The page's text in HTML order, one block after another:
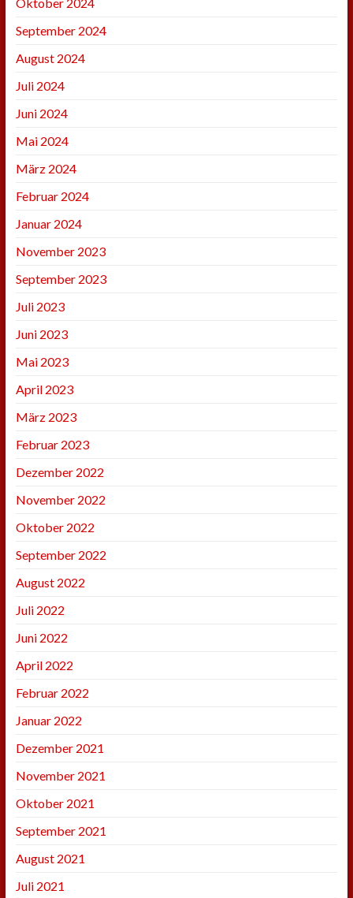
Oktober 2024
September 2024
August 2024
Juli 2024
Juni 2024
Mai 2024
März 2024
Februar 2024
Januar 2024
November 2023
September 2023
Juli 2023
Juni 2023
Mai 2023
April 2023
März 2023
Februar 2023
Dezember 2022
November 2022
Oktober 2022
September 2022
August 2022
Juli 2022
Juni 2022
April 2022
Februar 2022
Januar 2022
Dezember 2021
November 2021
Oktober 2021
September 2021
August 2021
Juli 2021